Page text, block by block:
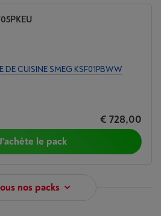
DE CUISINE SMEG KSF01PBWW
€ 728,00
le pack
nos packs